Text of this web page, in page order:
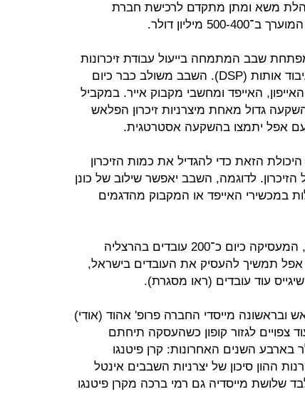
משא ומתן מתקדם לרכישת חברת
שבב המתמחה בייעול עבודת זיכרונות
פלאש באמצעות טכנולוגיה ייחודית לעיבוד אותות (DSP). השבב משולב כבר כיום
האייפד ומחשבי מקבוק אייר. במקביל
גדול מאחת מיצרניות זיכרון הפלאש
עם אפל יתמצו בהשקעה אסטרטגית.
הזאת כדי להגדיל את כמות הזיכרון
לדוגמה, השבב יאפשר שילוב של כונן
במכשירי האייפד או המקבוק מהדגמים
התוכניות של אפל לעתידה של אנוביט, המעסיקה כיום כ־200 עובדים בהרצליה
אפל תמשיך להעסיק את העובדים בישראל,
עוד עובדים (ראו מסגרת).
מייסדי החברה פרופ' אהוד (אודי)
צפויים לגזור קופון כשהעסקה תיחתם
בחברה 76 מיליון דולר בארבע השנים האחרונות: קרן פיטנגו
ההון סיכון של יצרניות השבבים אינטל
שלושת מייסדיה גם רמי ברכה מקרן פיטנגו